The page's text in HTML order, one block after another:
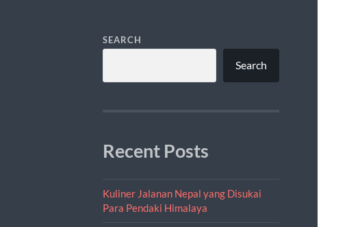
SEARCH
Search
Recent Posts
Kuliner Jalanan Nepal yang Disukai
Para Pendaki Himalaya